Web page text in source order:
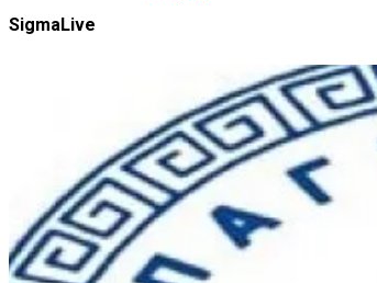
SigmaLive